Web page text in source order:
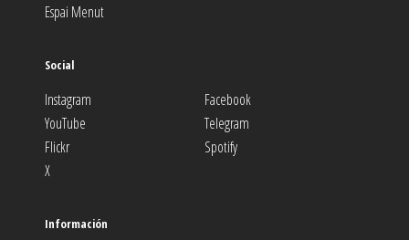
Espai Menut
Social
Instagram
Facebook
YouTube
Telegram
Flickr
Spotify
X
Información